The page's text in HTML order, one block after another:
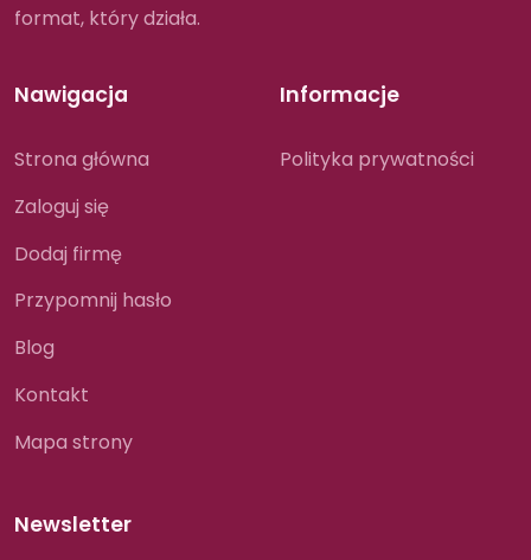
format, który działa.
Nawigacja
Strona główna
Zaloguj się
Dodaj firmę
Przypomnij hasło
Blog
Kontakt
Mapa strony
Informacje
Polityka prywatności
Newsletter